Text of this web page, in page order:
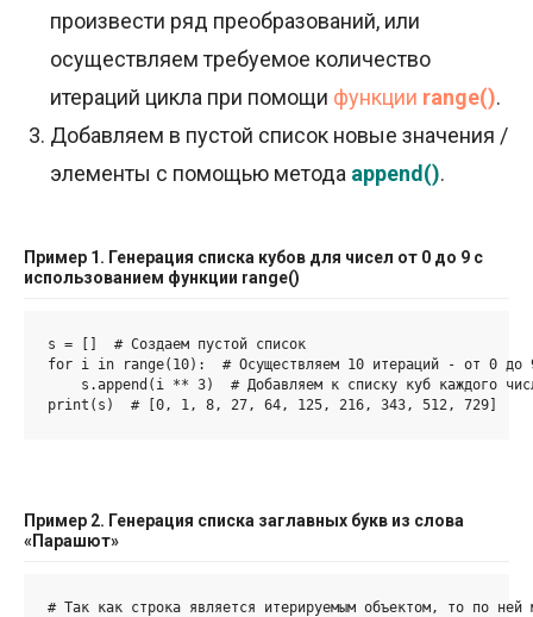
произвести ряд преобразований, или
осуществляем требуемое количество
итераций цикла при помощи функции range().
Добавляем в пустой список новые значения /
элементы с помощью метода append ().
Пример 1. Генерация списка кубов для чисел от 0 до 9 с
использованием функции range()
s = []  # Создаем пустой список
for i in range(10):  # Осуществляем 10 итераций - от 0 до
s.append(i ** 3)  # Добавляем к списку куб каждого
print(s)  # [0, 1, 8, 27, 64, 125, 216, 343, 512, 729]
Пример 2. Генерация списка заглавных букв из слова
«Парашют»
# Так как строка является итерируемым объектом, то по ней